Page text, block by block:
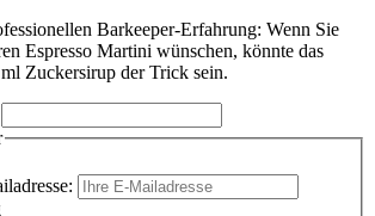
Barkeeper-Erfahrung: Wenn Sie
Espresso Martini wünschen, könnte das
Zuckersirup der Trick sein.